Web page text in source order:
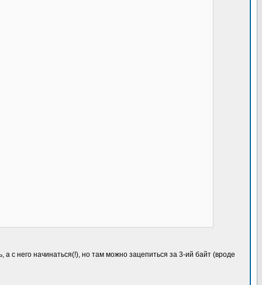
с него начинаться(!), но там можно зацепиться за 3-ий байт (вроде